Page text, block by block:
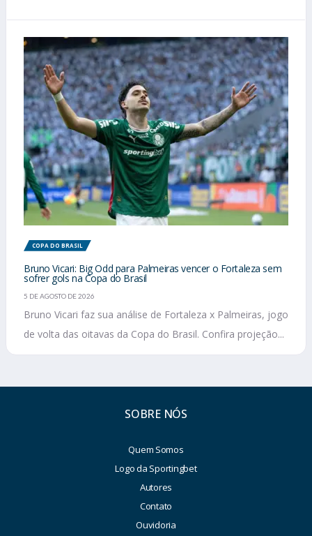
COPA DO BRASIL
Bruno Vicari: Big Odd para Palmeiras vencer o Fortaleza sem
sofrer gols na Copa do Brasil
5 DE AGOSTO DE 2026
Bruno Vicari faz sua análise de Fortaleza x Palmeiras, jogo
de volta das oitavas da Copa do Brasil. Confira projeção...
SOBRE NÓS
Quem Somos
Logo da Sportingbet
Autores
Contato
Ouvidoria